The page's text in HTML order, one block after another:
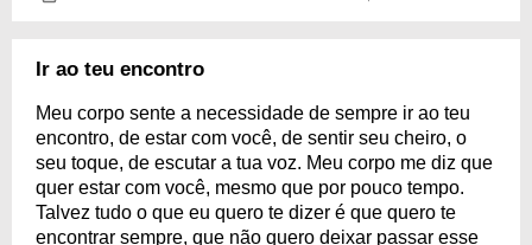
Ir ao teu encontro
Meu corpo sente a necessidade de sempre ir ao teu
encontro, de estar com você, de sentir seu cheiro, o
seu toque, de escutar a tua voz. Meu corpo me diz que
quer estar com você, mesmo que por pouco tempo.
Talvez tudo o que eu quero te dizer é que quero te
encontrar sempre, que não quero deixar passar esse